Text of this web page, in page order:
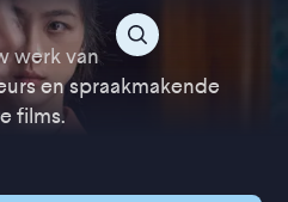
werk van
en spraakmakende
films.